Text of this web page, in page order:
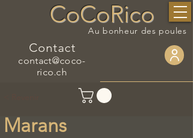
CoCoRico
Au bonheur des poules
Contact
contact@coco-
rico.ch
Marans